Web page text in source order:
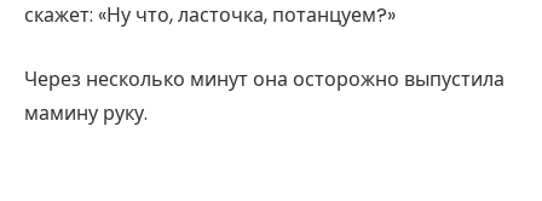
скажет: «Ну что, ласточка, потанцуем?»
Через несколько минут она осторожно выпустила
мамину руку.